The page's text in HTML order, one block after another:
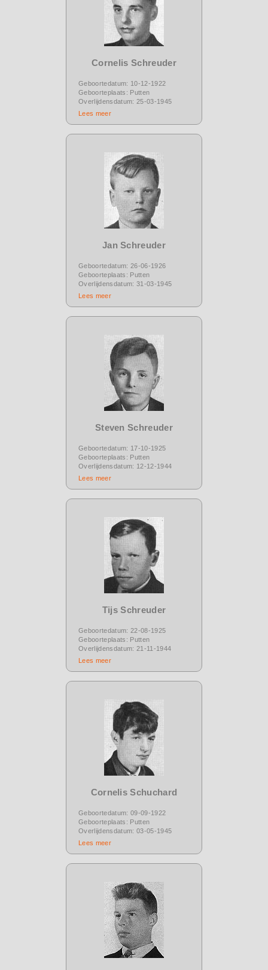
Cornelis Schreuder
Geboortedatum: 10-12-1922
Geboorteplaats: Putten
Overlijdensdatum: 25-03-1945
Lees meer
Jan Schreuder
Geboortedatum: 26-06-1926
Geboorteplaats: Putten
Overlijdensdatum: 31-03-1945
Lees meer
Steven Schreuder
Geboortedatum: 17-10-1925
Geboorteplaats: Putten
Overlijdensdatum: 12-12-1944
Lees meer
Tijs Schreuder
Geboortedatum: 22-08-1925
Geboorteplaats: Putten
Overlijdensdatum: 21-11-1944
Lees meer
Cornelis Schuchard
Geboortedatum: 09-09-1922
Geboorteplaats: Putten
Overlijdensdatum: 03-05-1945
Lees meer